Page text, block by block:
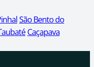
São Bento do
Caçapava